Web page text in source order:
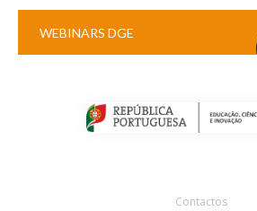
WEBINARS DGE
Contactos